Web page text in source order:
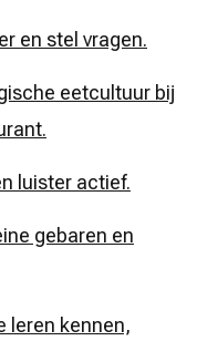
en stel vragen.
eetcultuur bij
luister actief.
gebaren en
leren kennen,